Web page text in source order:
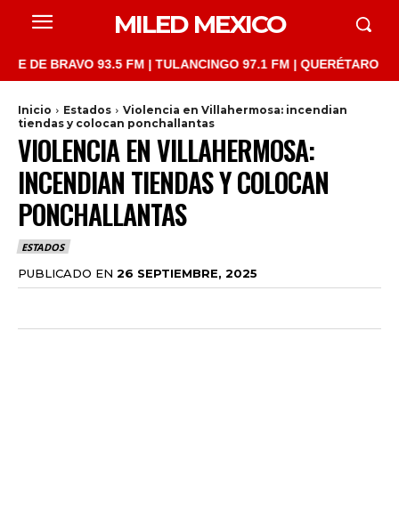
MILED MEXICO
BRAVO 93.5 FM | TULANCINGO 97.1 FM | QUERÉTARO 103.1
Inicio Estados
Violencia en Villahermosa: incendian
tiendas y colocan ponchallantas
VIOLENCIA EN VILLAHERMOSA:
INCENDIAN TIENDAS Y COLOCAN
PONCHALLANTAS
ESTADOS
PUBLICADO EN 26 SEPTIEMBRE, 2025